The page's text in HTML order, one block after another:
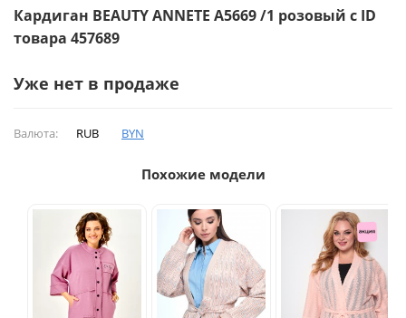
Кардиган BEAUTY ANNETE A5669 /1 розовый с ID
товара 457689
Уже нет в продаже
Валюта: RUB BYN
Похожие модели